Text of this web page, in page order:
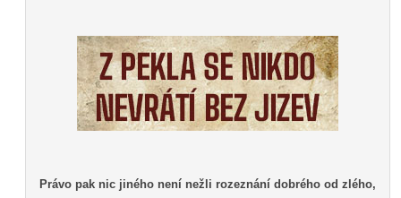
Právo pak nic jiného není nežli rozeznání dobrého od zlého,